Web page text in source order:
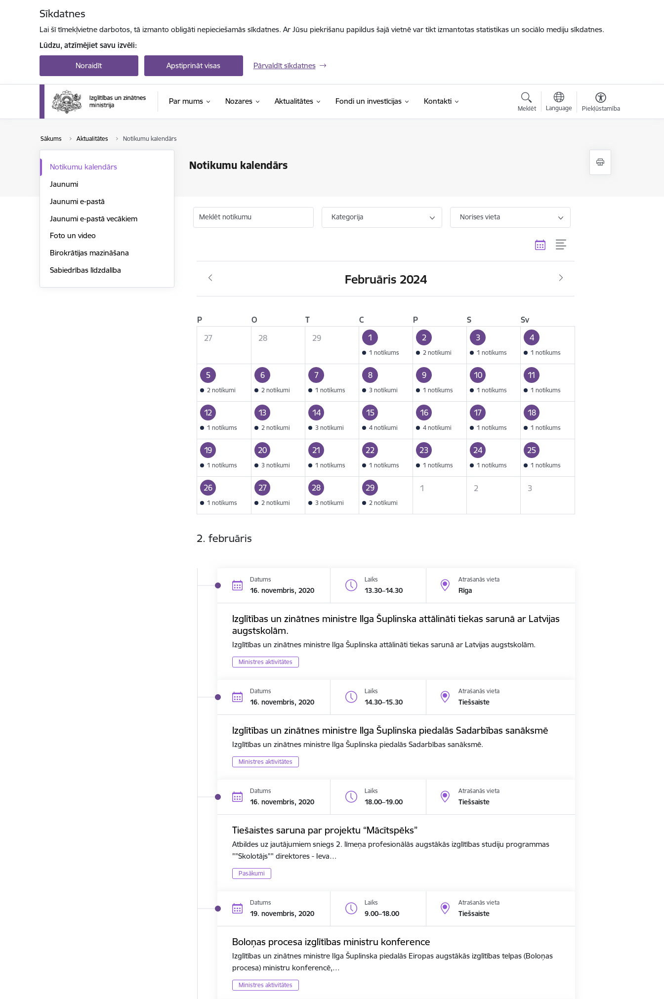
Sīkdatnes
Lai šī tīmekļvietne darbotos, tā izmanto obligāti nepieciešamās sīkdatnes. Ar Jūsu piekrišanu papildus šajā vietnē var tikt izmantotas statistikas un sociālo mediju sīkdatnes.
Lūdzu, atzīmējiet savu izvēli:
Noraidīt Apstiprināt visas Pārvaldīt sīkdatnes
Par mums Nozares Aktualitātes Fondi un investīcijas Kontakti
Meklēt Language Piekļūstamība
Sākums Aktualitātes Notikumu kalendārs
Notikumu kalendārs
Notikumu kalendārs
Jaunumi
Jaunumi e-pastā
Jaunumi e-pastā vecākiem
Foto un video
Birokrātijas mazināšana
Sabiedrības līdzdalība
Meklēt notikumu Kategorija Norises vieta
Februāris 2024
P O T C P S
Sv
27
28 29 1
1 notikums
2
2 notikumi
3
1 notikums
4
1 notikums
5
2 notikumi
6
2 notikumi
7
1 notikums
8
3 notikumi
9
1 notikums
10
1 notikums
11
1 notikums
12
1 notikums
13
2 notikumi
14
3 notikumi
15
4 notikumi
16
4 notikumi
17
1 notikums
18
1 notikums
19
1 notikums
20
3 notikumi
21
1 notikums
22
1 notikums
23
1 notikums
24
1 notikums
25
1 notikums
26
1 notikums
27
2 notikumi
28
3 notikumi
29
2 notikumi
1 2 3
2. februāris
Datums
16. novembris, 2020
Laiks
13.30–14.30
Atrašanās vieta
Rīga
Izglītības un zinātnes ministre Ilga Šuplinska attālināti tiekas sarunā ar Latvijas
augstskolām.
Izglītības un zinātnes ministre Ilga Šuplinska attālināti tiekas sarunā ar Latvijas augstskolām.
Ministres aktivitātes
Datums
16. novembris, 2020
Laiks
14.30–15.30
Atrašanās vieta
Tiešsaiste
Izglītības un zinātnes ministre Ilga Šuplinska piedalās Sadarbības sanāksmē
Izglītības un zinātnes ministre Ilga Šuplinska piedalās Sadarbības sanāksmē.
Ministres aktivitātes
Datums
16. novembris, 2020
Laiks
18.00–19.00
Atrašanās vieta
Tiešsaiste
Tiešaistes saruna par projektu “Mācītspēks”
Atbildes uz jautājumiem sniegs 2. līmeņa profesionālās augstākās izglītības studiju programmas
""Skolotājs"" direktores - Ieva…
Pasākumi
Datums
19. novembris, 2020
Laiks
9.00–18.00
Atrašanās vieta
Tiešsaiste
Boloņas procesa izglītības ministru konference
Izglītības un zinātnes ministre Ilga Šuplinska piedalās Eiropas augstākās izglītības telpas (Boloņas
procesa) ministru konferencē,…
Ministres aktivitātes